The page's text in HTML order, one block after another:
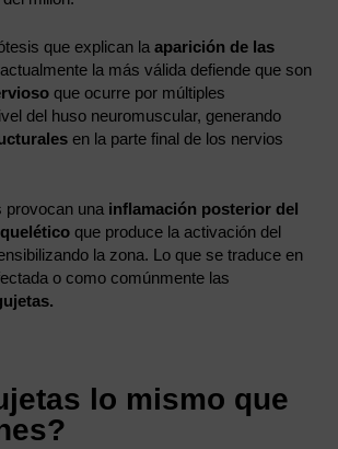
que explican la aparición de las
la más válida defiende que son
que ocurre por múltiples
del huso neuromuscular, generando
en la parte final de los nervios
provocan una inflamación posterior del
que produce la activación del
la zona. Lo que se traduce en
o como comúnmente las
lo mismo que